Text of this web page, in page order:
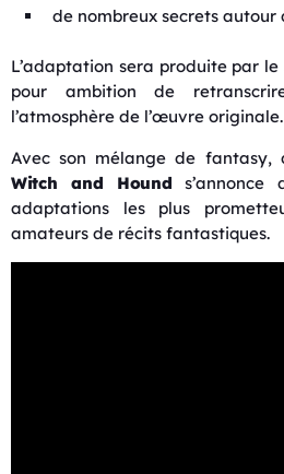
de nombreux secrets autour
L’adaptation sera produite par le
pour ambition de
l’atmosphère de l’œuvre originale.
Avec son mélange de fantasy,
Witch and Hound s’annonce
adaptations les plus
amateurs de récits fantastiques.